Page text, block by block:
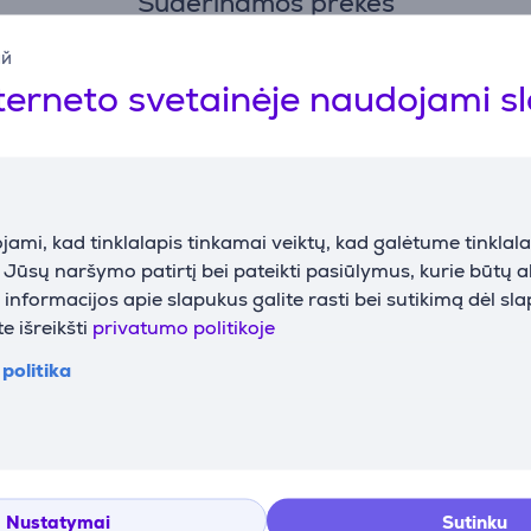
svetainėje naudojami
kad tinklalapis tinkamai veiktų, kad galėtume
naršymo patirtį bei pateikti pasiūlymus, kurie būtų
apie slapukus galite rasti bei sutikimą dėl
išreikšti privatumo politikoje
politika
Nustatymai Sutinku
700 W,
Philips 7000, 1500 W,
sidabro spalvos -
Kokteilinė
Philips
pilkas -